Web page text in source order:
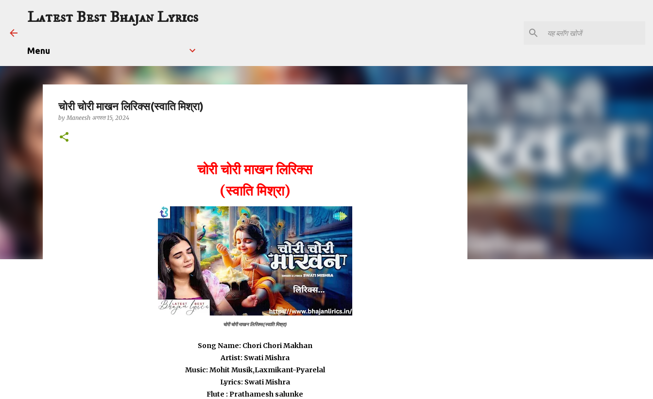
Latest Best Bhajan Lyrics
Menu
चोरी चोरी माखन लिरिक्स(स्वाति मिश्रा)
byManeesh अगस्त 15, 2024
चोरी चोरी माखन लिरिक्स
(स्वाति मिश्रा)
चोरी चोरी माखन लिरिक्स(स्वाति मिश्रा)
Song Name: Chori Chori Makhan
Artist: Swati Mishra
Music: Mohit Musik,Laxmikant-Pyarelal
Lyrics: Swati Mishra
Flute : Prathamesh salunke